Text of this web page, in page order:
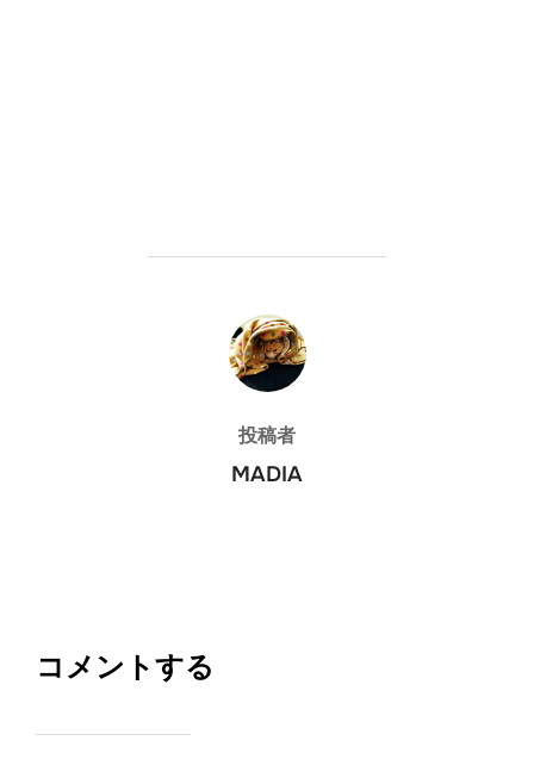
投稿者
投稿者
MADIA
コメントする